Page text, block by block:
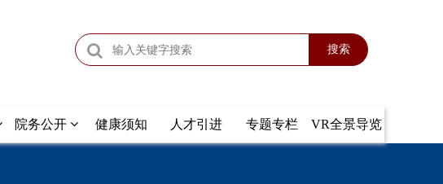
搜索
院务公开 健康须知 人才引进 专题专栏 VR全景导览